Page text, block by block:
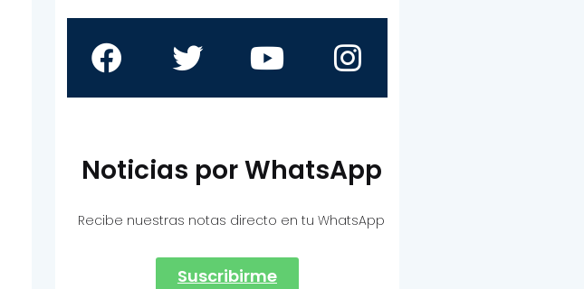
Noticias por WhatsApp
Recibe nuestras notas directo en tu WhatsApp
Suscribirme